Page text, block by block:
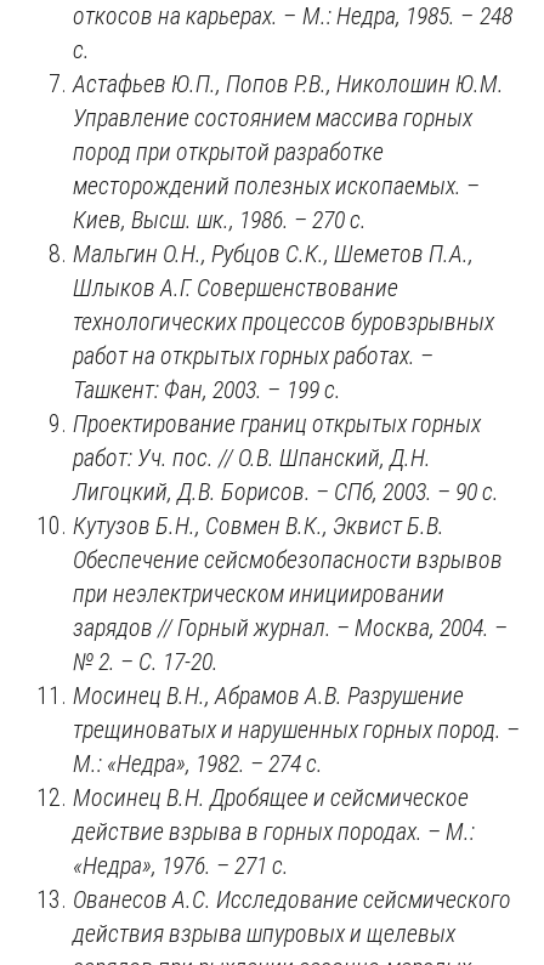
откосов на карьерах. – М.: Недра, 1985. – 248
с.
Астафьев Ю.П., Попов Р.В., Николошин Ю.М.
Управление состоянием массива горных
пород при открытой разработке
месторождений полезных ископаемых. –
Киев, Высш. шк., 1986. – 270c.
Мальгин О.Н., Рубцов С.К., Шеметов П.А.,
Шлыков А.Г. Совершенствование
технологических процессов буровзрывных
работ на открытых горных работах. –
Ташкент: Фан, 2003. – 199 с.
Проектирование границ открытых горных
работ: Уч. пос. // О.В. Шпанский, Д.Н.
Лигоцкий, Д.В. Борисов. – СПб, 2003. – 90 с.
Кутузов Б.Н., Совмен В.К., Эквист Б.В.
Обеспечение сейсмобезопасности взрывов
при неэлектрическом инициировании
зарядов // Горный журнал. – Москва, 2004. –
№ 2. – С. 17-20.
Мосинец В.Н., Абрамов А.В. Разрушение
трещиноватых и нарушенных горных пород. –
М.: «Недра», 1982. – 274с.
Мосинец В.Н. Дробящее и сейсмическое
действие взрыва в горных породах. – М.:
«Недра», 1976. – 271 с.
Ованесов А.С. Исследование сейсмического
действия взрыва шпуровых и щелевых